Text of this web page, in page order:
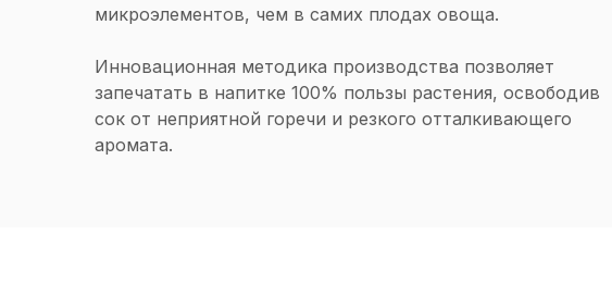
микроэлементов, чем в самих плодах овоща.
Инновационная методика производства позволяет
запечатать в напитке 100% пользы растения, освободив
сок от неприятной горечи и резкого отталкивающего
аромата.